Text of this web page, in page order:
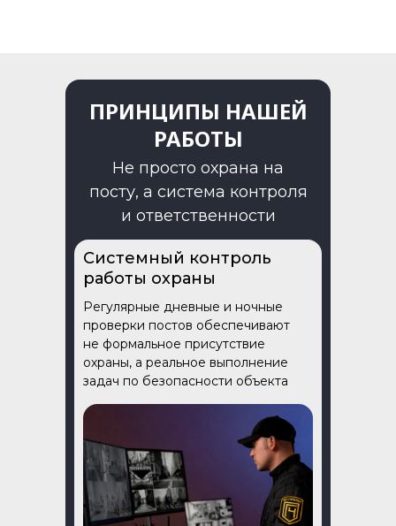
ПРИНЦИПЫ НАШЕЙ
РАБОТЫ
Не просто охрана на
посту, а система контроля
и ответственности
Системный контроль
работы охраны
Регулярные дневные и ночные
проверки постов обеспечивают
не формальное присутствие
охраны, а реальное выполнение
задач по безопасности объекта